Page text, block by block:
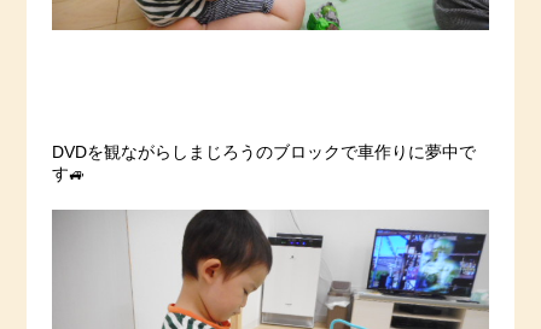
DVDを観ながらしまじろうのブロックで車作りに夢中で
す🚙